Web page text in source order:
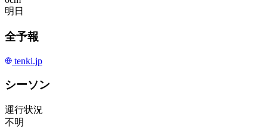
明日
全予報
tenki.jp
シーソン
運行状況
不明